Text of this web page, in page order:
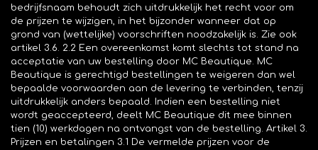
bedrijfsnaam behoudt zich uitdrukkelijk het recht voor om
de prijzen te wijzigen, in het bijzonder wanneer dat op
grond van (wettelijke) voorschriften noodzakelijk is. Zie ook
artikel 3.6. 2.2 Een overeenkomst komt slechts tot stand na
acceptatie van uw bestelling door MC Beautique. MC
Beautique is gerechtigd bestellingen te weigeren dan wel
bepaalde voorwaarden aan de levering te verbinden, tenzij
uitdrukkelijk anders bepaald. Indien een bestelling niet
wordt geaccepteerd, deelt MC Beautique dit mee binnen
tien (10) werkdagen na ontvangst van de bestelling. Artikel 3.
Prijzen en betalingen 3.1 De vermelde prijzen voor de